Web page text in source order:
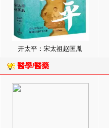
开太平：宋太祖赵匡胤
醫學/醫藥